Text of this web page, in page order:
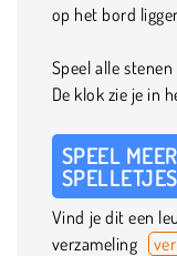
op het bord
Speel alle
De klok zie je in
SPEEL
Vind je dit een
verzameling